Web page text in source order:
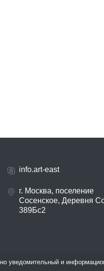
info.art-east
г. Москва, поселение
Сосенское, Деревня
389Бс2
и